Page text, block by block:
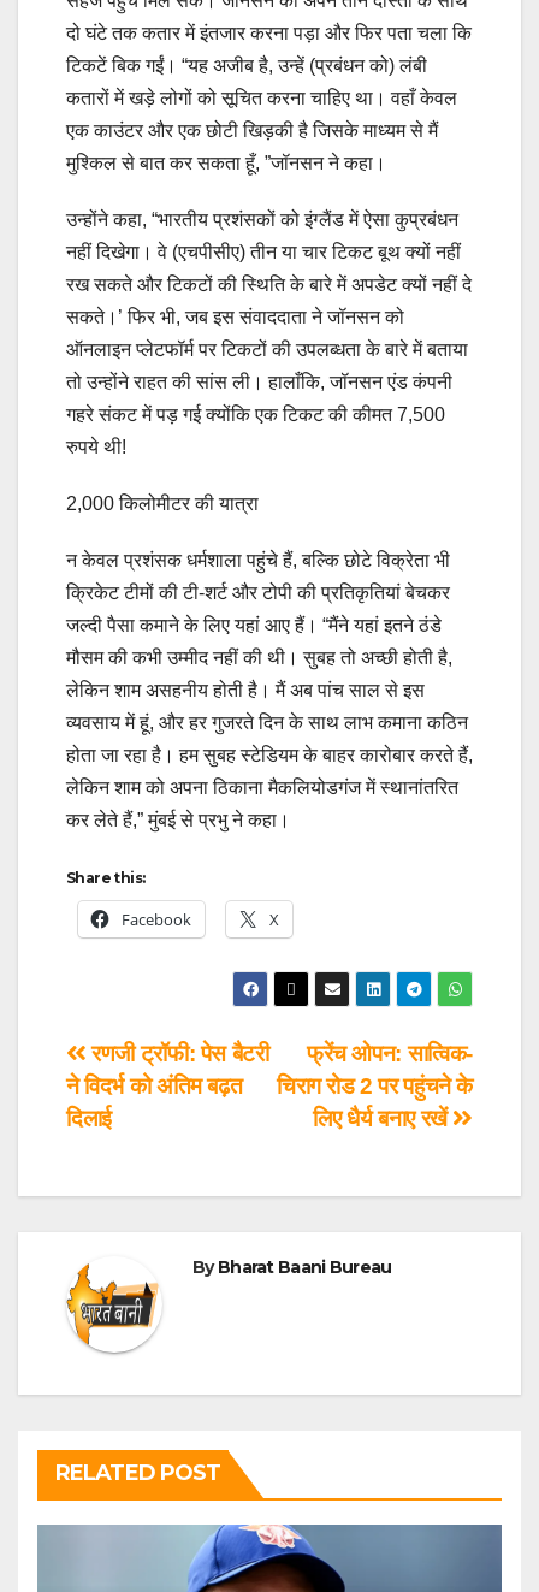
दो घंटे तक कतार में इंतजार करना पड़ा और फिर पता चला कि
टिकटें बिक गईं। “यह अजीब है, उन्हें (प्रबंधन को) लंबी
कतारों में खड़े लोगों को सूचित करना चाहिए था। वहाँ केवल
एक काउंटर और एक छोटी खिड़की है जिसके माध्यम से मैं
मुश्किल से बात कर सकता हूँ, ”जॉनसन ने कहा।
उन्होंने कहा, “भारतीय प्रशंसकों को इंग्लैंड में ऐसा कुप्रबंधन
नहीं दिखेगा। वे (एचपीसीए) तीन या चार टिकट बूथ क्यों नहीं
रख सकते और टिकटों की स्थिति के बारे में अपडेट क्यों नहीं दे
सकते।’ फिर भी, जब इस संवाददाता ने जॉनसन को
ऑनलाइन प्लेटफॉर्म पर टिकटों की उपलब्धता के बारे में बताया
तो उन्होंने राहत की सांस ली। हालाँकि, जॉनसन एंड कंपनी
गहरे संकट में पड़ गई क्योंकि एक टिकट की कीमत 7,500
रुपये थी!
2,000 किलोमीटर की यात्रा
न केवल प्रशंसक धर्मशाला पहुंचे हैं, बल्कि छोटे विक्रेता भी
क्रिकेट टीमों की टी-शर्ट और टोपी की प्रतिकृतियां बेचकर
जल्दी पैसा कमाने के लिए यहां आए हैं। “मैंने यहां इतने ठंडे
मौसम की कभी उम्मीद नहीं की थी। सुबह तो अच्छी होती है,
लेकिन शाम असहनीय होती है। मैं अब पांच साल से इस
व्यवसाय में हूं, और हर गुजरते दिन के साथ लाभ कमाना कठिन
होता जा रहा है। हम सुबह स्टेडियम के बाहर कारोबार करते हैं,
लेकिन शाम को अपना ठिकाना मैकलियोडगंज में स्थानांतरित
कर लेते हैं,” मुंबई से प्रभु ने कहा।
Share this:
Facebook X
फ्रेंच ओपन: सात्विक-
चिराग रोड 2 पर पहुंचने के
लिए धैर्य बनाए रखें
रणजी ट्रॉफी: पेस बैटरी
ने विदर्भ को अंतिम बढ़त
दिलाई
ByBharat Baani Bureau
RELATED POST